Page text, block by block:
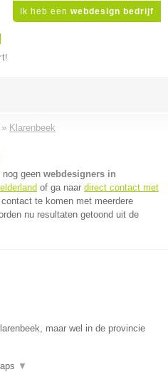
Ik heb een webdesign bedrijf
» Klarenbeek
geen webdesigners in
of ga naar direct contact met
te komen met meerdere
nu resultaten getoond uit de
maar wel in de provincie
▼